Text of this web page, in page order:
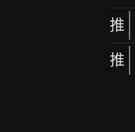
推
推